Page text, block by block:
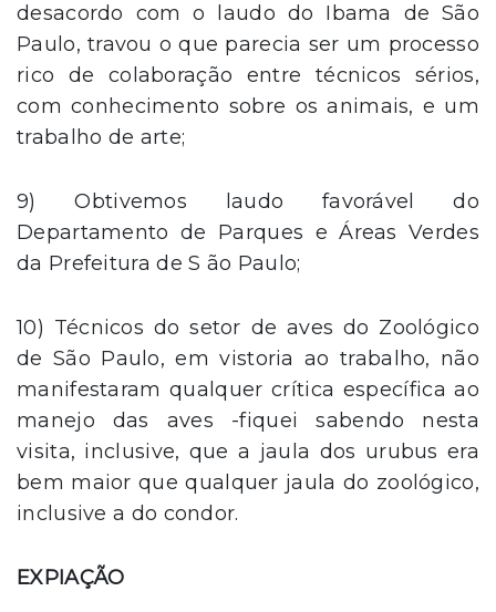
desacordo com o laudo do Ibama de São
Paulo, travou o que parecia ser um processo
rico de colaboração entre técnicos sérios,
com conhecimento sobre os animais, e um
trabalho de arte;
9) Obtivemos laudo favorável do
Departamento de Parques e Áreas Verdes
da Prefeitura de S ão Paulo;
10) Técnicos do setor de aves do Zoológico
de São Paulo, em vistoria ao trabalho, não
manifestaram qualquer crítica específica ao
manejo das aves -fiquei sabendo nesta
visita, inclusive, que a jaula dos urubus era
bem maior que qualquer jaula do zoológico,
inclusive a do condor.
EXPIAÇÃO